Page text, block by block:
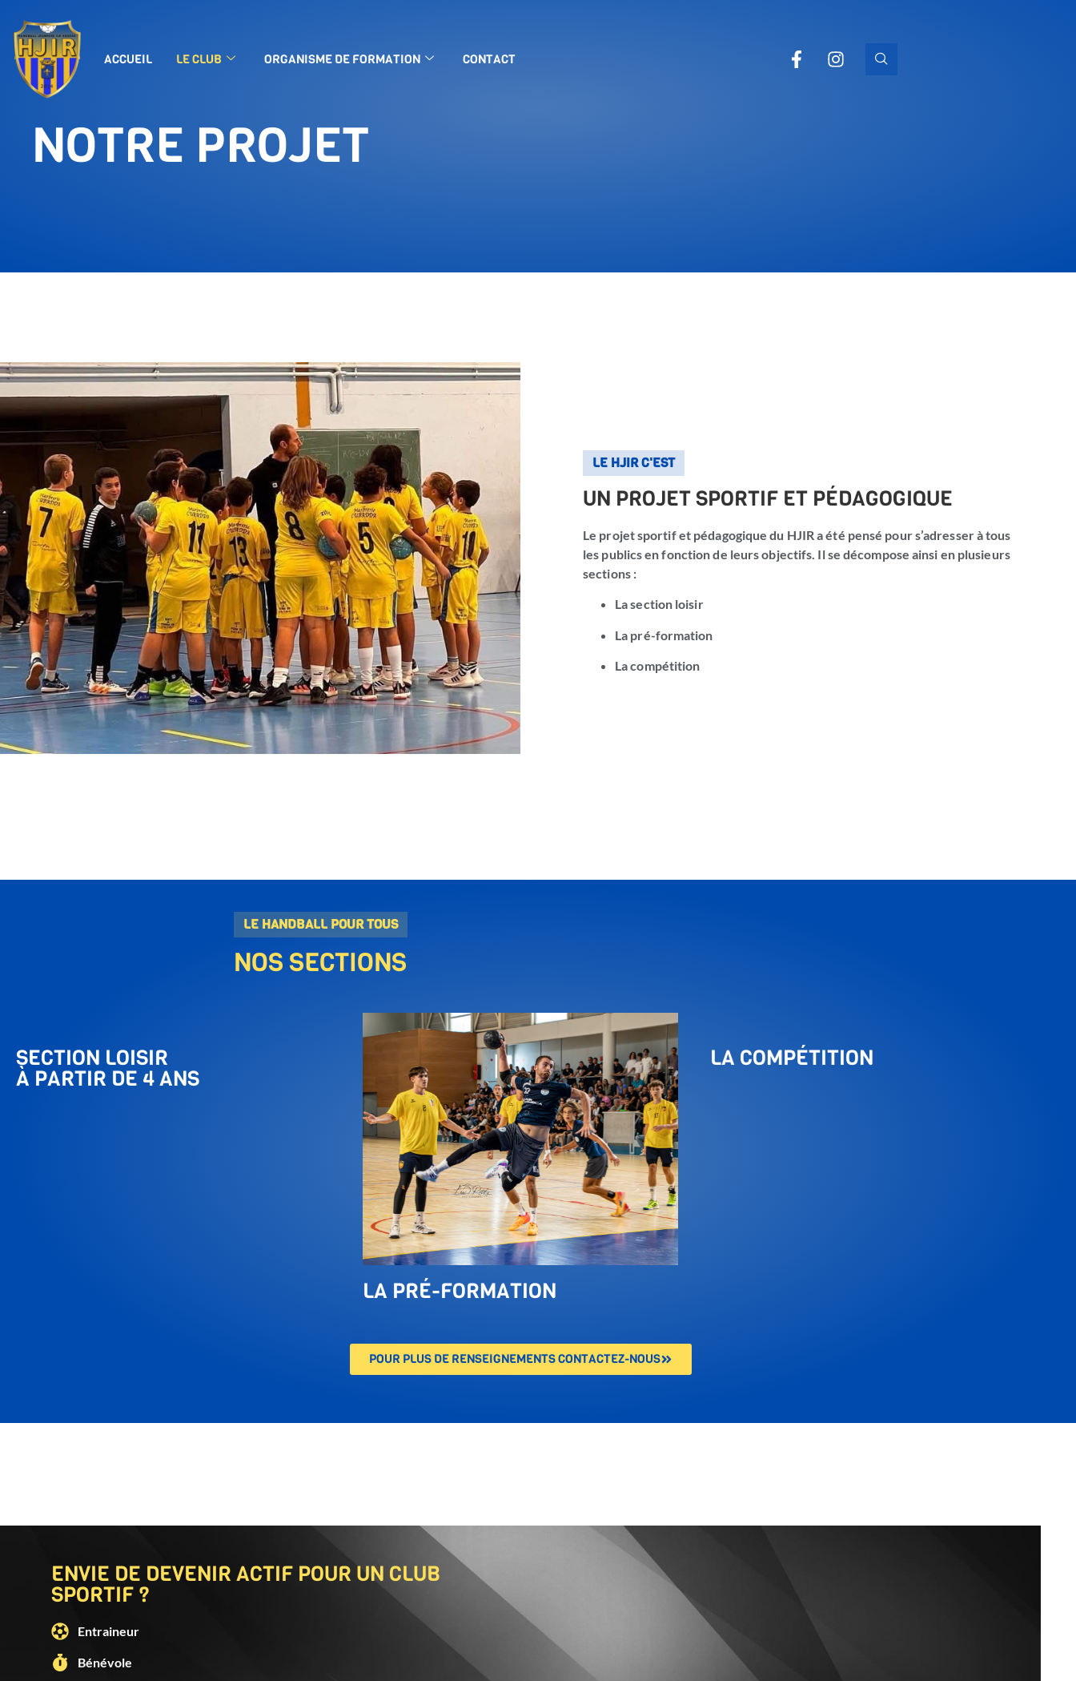
ACCUEIL LE CLUB ORGANISME DE FORMATION CONTACT
NOTRE PROJET
LE HJIR C'EST
UN PROJET SPORTIF ET PÉDAGOGIQUE
Le projet sportif et pédagogique du HJIR a été pensé pour s’adresser à tous
les publics en fonction de leurs objectifs. Il se décompose ainsi en plusieurs
sections :
La section loisir
La pré-formation
La compétition
LE HANDBALL POUR TOUS
NOS SECTIONS
SECTION LOISIR
À PARTIR DE 4 ANS
LA PRÉ-FORMATION
LA COMPÉTITION
POUR PLUS DE RENSEIGNEMENTS CONTACTEZ-NOUS
ENVIE DE DEVENIR ACTIF POUR UN CLUB
SPORTIF ?
Entraineur
Bénévole